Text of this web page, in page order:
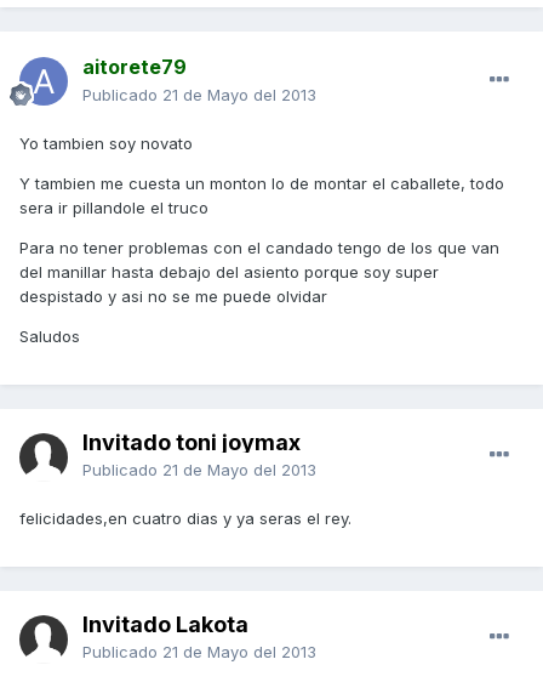
aitorete79
Publicado 21 de Mayo del 2013
Yo tambien soy novato
Y tambien me cuesta un monton lo de montar el caballete, todo
sera ir pillandole el truco
Para no tener problemas con el candado tengo de los que van
del manillar hasta debajo del asiento porque soy super
despistado y asi no se me puede olvidar
Saludos
Invitado toni joymax
Publicado 21 de Mayo del 2013
felicidades,en cuatro dias y ya seras el rey.
Invitado Lakota
Publicado 21 de Mayo del 2013